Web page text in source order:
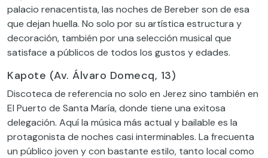
palacio renacentista, las noches de Bereber son de esa
que dejan huella. No solo por su artística estructura y
decoración, también por una selección musical que
satisface a públicos de todos los gustos y edades.
Kapote (Av. Álvaro Domecq, 13)
Discoteca de referencia no solo en Jerez sino también en
El Puerto de Santa María, donde tiene una exitosa
delegación. Aquí la música más actual y bailable es la
protagonista de noches casi interminables. La frecuenta
un público joven y con bastante estilo, tanto local como